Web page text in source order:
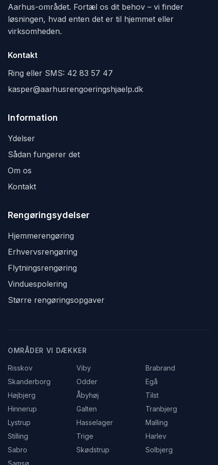
Aarhus-området. Fortæl os dit behov – vi finder
løsningen, hvad enten det er til hjemmet eller
virksomheden.
Kontakt
Ring eller SMS: 42 83 57 47
kasper@aarhusrengoeringshjaelp.dk
Information
Ydelser
Sådan fungerer det
Om os
Kontakt
Rengøringsydelser
Hjemmerengøring
Erhvervsrengøring
Flytningsrengøring
Vinduespolering
Større rengøringsopgaver
OMRÅDER VI DÆKKER
Risskov Viby
Brabrand
Skanderborg
Odder
Egå
Højbjerg
Åbyhøj
Tilst
Hinnerup
Galten
Tranbjerg
Lystrup
Hasselager
Malling
Stilling
Trige
Harlev
Sabro
Skødstrup
Solbjerg
Samsø